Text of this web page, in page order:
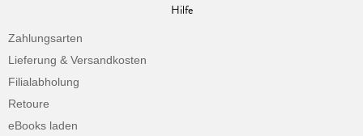
Hilfe
Zahlungsarten
Lieferung & Versandkosten
Filialabholung
Retoure
eBooks laden